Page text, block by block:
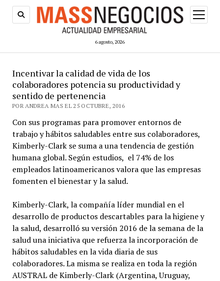
6 agosto, 2026
abrir
menú
Incentivar la calidad de vida de los
colaboradores potencia su productividad y
sentido de pertenencia
POR ANDREA MAS EL 25 OCTUBRE, 2016
Con sus programas para promover entornos de
trabajo y hábitos saludables entre sus colaboradores,
Kimberly-Clark se suma a una tendencia de gestión
humana global. Según estudios, el 74% de los
empleados latinoamericanos valora que las empresas
fomenten el bienestar y la salud.
Kimberly-Clark, la compañía líder mundial en el
desarrollo de productos descartables para la higiene y
la salud, desarrolló su versión 2016 de la semana de la
salud una iniciativa que refuerza la incorporación de
hábitos saludables en la vida diaria de sus
colaboradores. La misma se realiza en toda la región
AUSTRAL de Kimberly-Clark (Argentina, Uruguay,